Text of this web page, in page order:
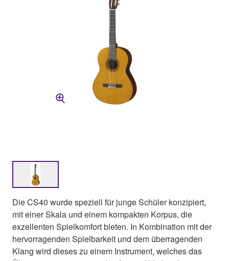
Die CS40 wurde speziell für junge Schüler konzipiert,
mit einer Skala und einem kompakten Korpus, die
exzellenten Spielkomfort bieten. In Kombination mit der
hervorragenden Spielbarkeit und dem überragenden
Klang wird dieses zu einem Instrument, welches das